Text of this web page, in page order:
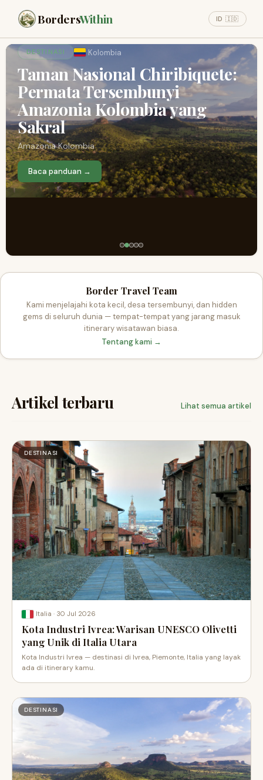
BordersWithin ID 🇮🇩
DESTINASI Kolombia
Taman Nasional Chiribiquete:
Permata Tersembunyi
Amazonia Kolombia yang
Sakral
Amazonia Kolombia
Baca panduan →
Border Travel Team
Kami menjelajahi kota kecil, desa tersembunyi, dan hidden
gems di seluruh dunia — tempat-tempat yang jarang masuk
itinerary wisatawan biasa.
Tentang kami →
Artikel terbaru Lihat semua artikel
DESTINASI
Italia · 30 Jul 2026
Kota Industri Ivrea: Warisan UNESCO Olivetti
yang Unik di Italia Utara
Kota Industri Ivrea — destinasi di Ivrea, Piemonte, Italia yang layak
ada di itinerary kamu.
DESTINASI